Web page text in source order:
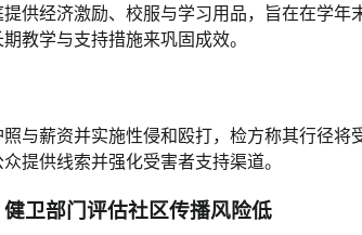
供经济激励、校服与学习用品，旨在在学
教学与支持措施来巩固成效。
与薪资并实施性侵和殴打，检方称其行径将
提供线索并强化受害者支持渠道。
卫部门评估社区传播风险低